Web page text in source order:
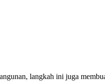
langkah ini juga